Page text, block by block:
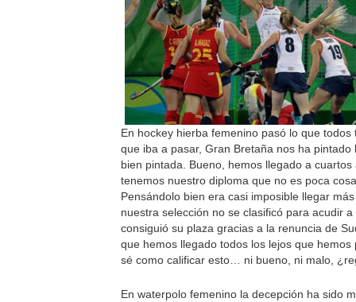
En hockey hierba femenino pasó lo que todos
que iba a pasar, Gran Bretaña nos ha pintado
bien pintada. Bueno, hemos llegado a cuartos
tenemos nuestro diploma que no es poca
Pensándolo bien era casi imposible llegar
nuestra selección no se clasificó para acudir
consiguió su plaza gracias a la renuncia de
que hemos llegado todos los lejos que hemos
sé como calificar esto… ni bueno, ni malo,
En waterpolo femenino la decepción ha sido